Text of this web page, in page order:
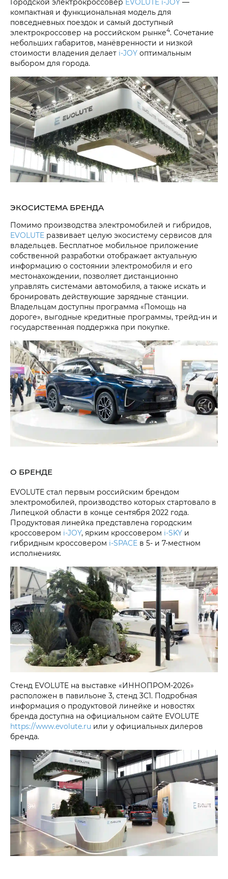
компактная и функциональная модель для
повседневных поездок и самый доступный
электрокроссовер на российском рынке4. Сочетание
небольших габаритов, манёвренности и низкой
стоимости владения делает i‑JOY оптимальным
выбором для города.
ЭКОСИСТЕМА БРЕНДА
Помимо производства электромобилей и гибридов,
EVOLUTE развивает целую экосистему сервисов для
владельцев. Бесплатное мобильное приложение
собственной разработки отображает актуальную
информацию о состоянии электромобиля и его
местонахождении, позволяет дистанционно
управлять системами автомобиля, а также искать и
бронировать действующие зарядные станции.
Владельцам доступны программа «Помощь на
дороге», выгодные кредитные программы, трейд-ин и
государственная поддержка при покупке.
О БРЕНДЕ
EVOLUTE стал первым российским брендом
электромобилей, производство которых стартовало в
Липецкой области в конце сентября 2022 года.
Продуктовая линейка представлена городским
кроссовером i‑JOY, ярким кроссовером i‑SKY и
гибридным кроссовером i‑SPACE в 5- и 7-местном
исполнениях.
Стенд EVOLUTE на выставке «ИННОПРОМ-2026»
расположен в павильоне 3, стенд 3С1. Подробная
информация о продуктовой линейке и новостях
бренда доступна на официальном сайте EVOLUTE
https://www.evolute.ru или у официальных дилеров
бренда.